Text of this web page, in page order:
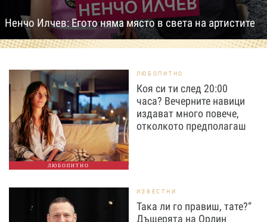
Ненчо Илчев: Егото няма място в света на артистите
ЛЮБОПИТНО
ЛЮБОПИТНО
Коя си ти след 20:00
часа? Вечерните навици
издават много повече,
отколкото предполагаш
ИЗВЕСТНИ
Така ли го правиш, тате?“
Дъщерята на Орлин